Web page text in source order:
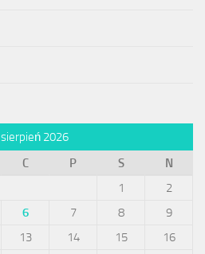
sierpień 2026
C P S
N
1
2
6 7 8
9
13 14 15
16